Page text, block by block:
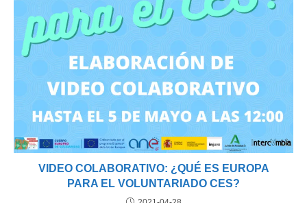
VIDEO COLABORATIVO: ¿QUÉ ES EUROPA
PARA EL VOLUNTARIADO CES?